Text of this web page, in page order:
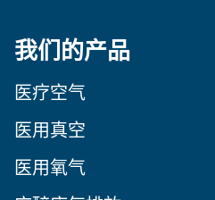
我们的产品
医疗空气
医用真空
医用氧气